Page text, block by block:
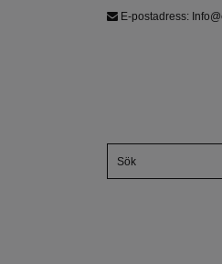
E-postadress: